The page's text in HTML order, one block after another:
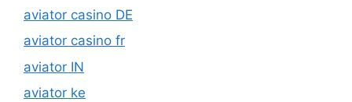
aviator casino DE
aviator casino fr
aviator IN
aviator ke